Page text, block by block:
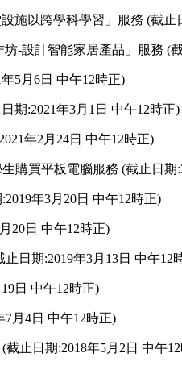
施以跨學科學習」服務 (截止
-設計智能家居產品」服務 (
5月6日 中午12時正)
期:2021年3月1日 中午12時正)
年2月24日 中午12時正)
購買平板電腦服務 (截止日期
年3月20日 中午12時正)
20日 中午12時正)
日期:2019年3月13日 中午12
日 中午12時正)
7月4日 中午12時正)
(截止日期:2018年5月2日 中午